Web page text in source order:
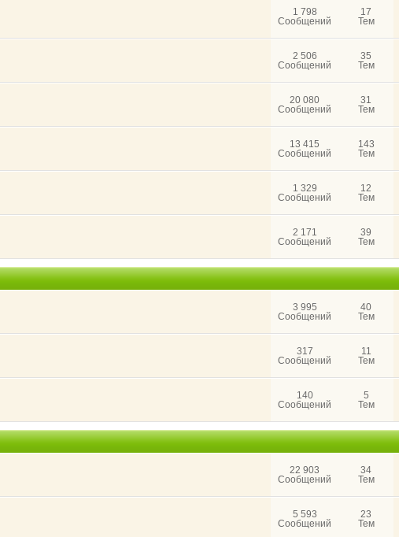
1 798
Сообщений
17
Тем
2 506
Сообщений
35
Тем
20 080
Сообщений
31
Тем
13 415
Сообщений
143
Тем
1 329
Сообщений
12
Тем
2 171
Сообщений
39
Тем
3 995
Сообщений
40
Тем
317
Сообщений
11
Тем
140
Сообщений
5
Тем
22 903
Сообщений
34
Тем
5 593
Сообщений
23
Тем